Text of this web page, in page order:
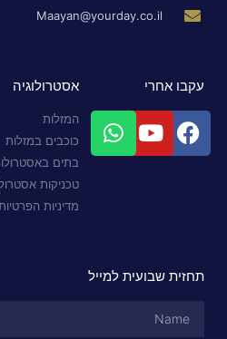
Maayan@yourday.co.il
עקבו אחרי אסטרולוגיה
המזלות
כוכבים במזלות
בתים
טכניקות
מדיניות
תחזית שבועית למייל